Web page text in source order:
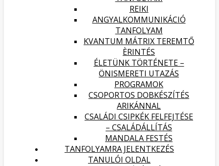
REIKI
ANGYALKOMMUNIKÁCIÓ
TANFOLYAM
KVANTUM MÁTRIX TEREMTŐ
ÈRINTÉS
ÉLETÜNK TÖRTÉNETE –
ÖNISMERETI UTAZÁS
PROGRAMOK
CSOPORTOS DOBKÉSZÍTÉS
ARIKÁNNAL
CSALÁDI CSIPKÉK FELFEJTÉSE
– CSALÁDÁLLÍTÁS
MANDALA FESTÉS
TANFOLYAMRA JELENTKEZÉS
TANULÓI OLDAL